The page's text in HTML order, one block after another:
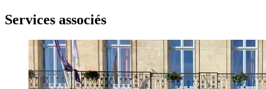
Services associés